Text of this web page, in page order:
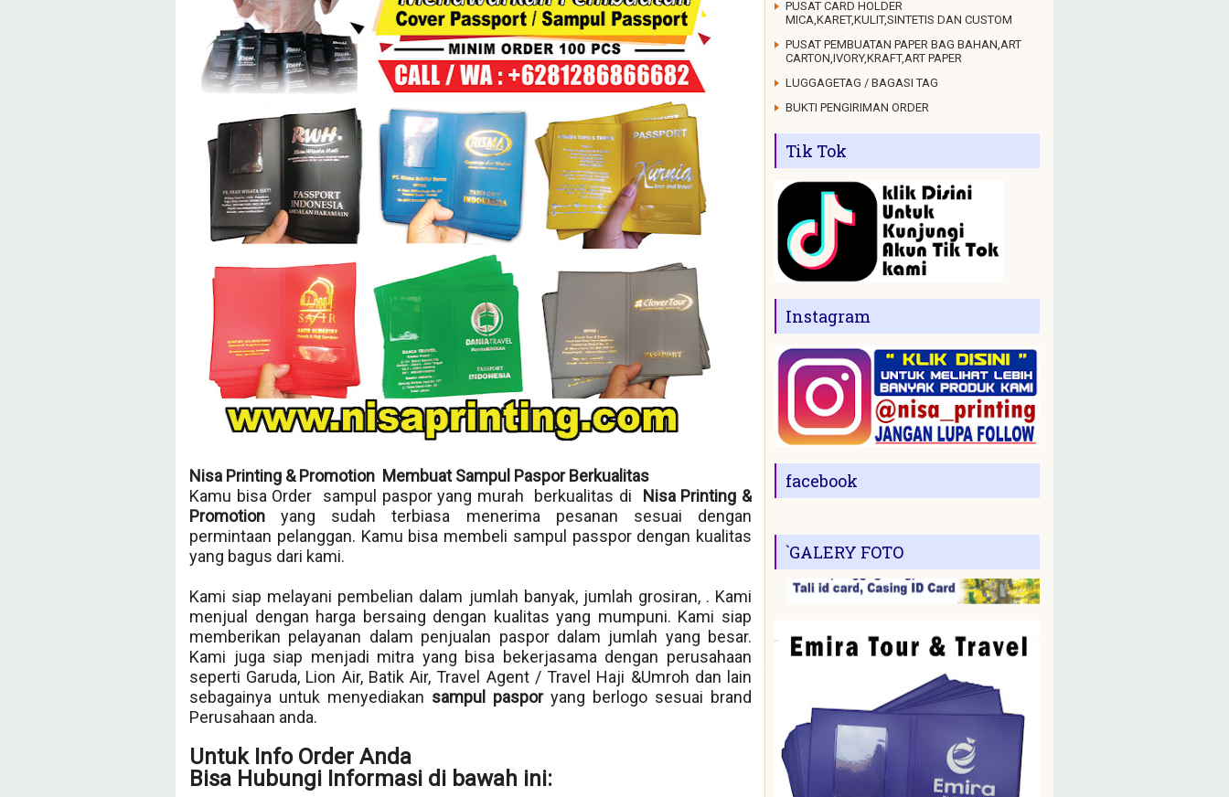
Nisa Printing & Promotion Membuat Sampul Paspor Berkualitas
Kamu bisa Order sampul paspor yang murah berkualitas di
Nisa Printing &
Promotionyang sudah terbiasa menerima pesanan sesuai dengan
permintaan pelanggan. Kamu bisa membeli sampul passpor dengan kualitas
yang bagus dari kami.
Kami siap melayani pembelian dalam jumlah banyak, jumlah grosiran, . Kami
menjual dengan harga bersaing dengan kualitas yang mumpuni. Kami siap
memberikan pelayanan dalam penjualan paspor dalam jumlah yang besar.
Kami juga siap menjadi mitra yang bisa bekerjasama dengan perusahaan
seperti Garuda, Lion Air, Batik Air, Travel Agent / Travel Haji &Umroh dan lain
sebagainya untuk menyediakan sampul paspor yang berlogo sesuai brand
Perusahaan anda.
Untuk Info Order Anda
Bisa Hubungi Informasi di bawah ini:
PUSAT CARD HOLDER
MICA,KARET,KULIT,SINTETIS DAN CUSTOM
PUSAT PEMBUATAN PAPER BAG BAHAN,ART
CARTON,IVORY,KRAFT,ART PAPER
LUGGAGETAG / BAGASI TAG
BUKTI PENGIRIMAN ORDER
Tik Tok
Instagram
facebook
`GALERY FOTO